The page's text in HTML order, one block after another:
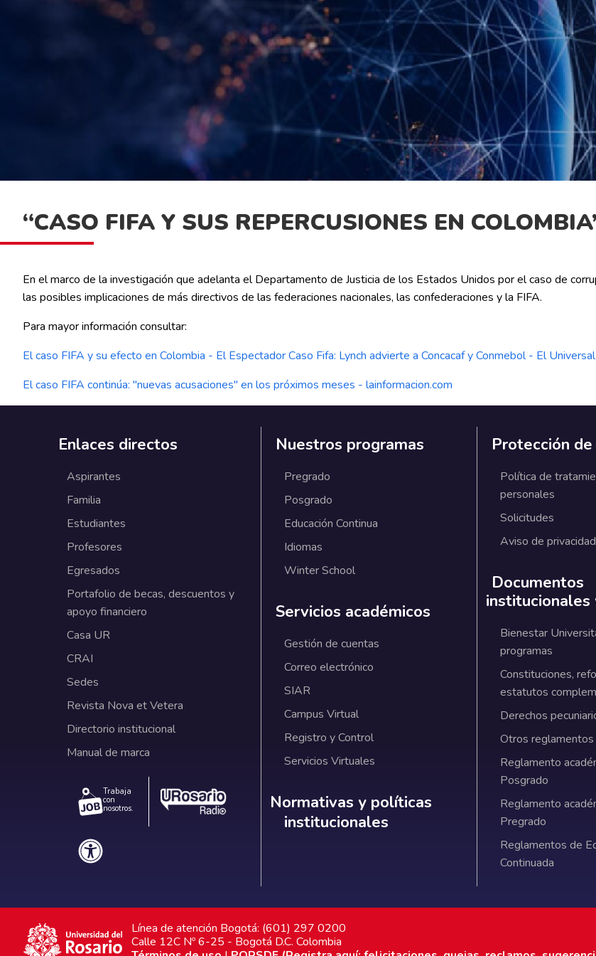
“CASO FIFA Y SUS REPERCUSIONES EN
En el marco de la investigación que adelanta el Departamento de Justicia de los Estados Unidos por el caso de
las posibles implicaciones de más directivos de las federaciones nacionales, las confederaciones y la FIFA.
Para mayor información consultar:
El caso FIFA y su efecto en Colombia - El EspectadorCaso Fifa: Lynch advierte a Concacaf y Conmebol - El Universal
El caso FIFA continúa: "nuevas acusaciones" en los próximos meses - lainformacion.com
Enlaces directos
Aspirantes
Familia
Estudiantes
Profesores
Egresados
Portafolio de becas, descuentos y
apoyo financiero
Casa UR
CRAI
Sedes
Revista Nova et Vetera
Directorio institucional
Manual de marca
Trabaja
con
nosotros.
Nuestros programas
Pregrado
Posgrado
Educación Continua
Idiomas
Winter School
Servicios académicos
Gestión de cuentas
Correo electrónico
SIAR
Campus Virtual
Registro y Control
Servicios Virtuales
Normativas y políticas institucionales
Normativas y políticas
institucionales
Protección
Política de
personales
Solicitudes
Aviso de privacidad
Documentos
institucionales
Bienestar
programas
Constituciones,
estatutos
Derechos
Otros reglamentos
Reglamento
Posgrado
Reglamento
Pregrado
Reglamentos de
Continuada
Línea de atención Bogotá: (601) 297 0200
Calle 12C Nº 6-25 - Bogotá D.C. Colombia